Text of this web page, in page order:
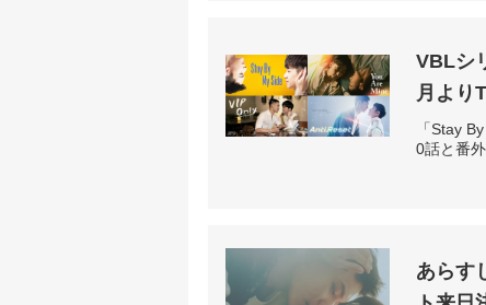
VBLシ
月より
「Stay
0話と番
あらす